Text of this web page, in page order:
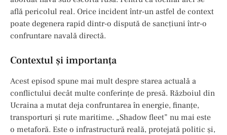
află pericolul real. Orice incident într-un astfel de context
poate degenera rapid dintr-o dispută de sancțiuni într-o
confruntare navală directă.
Contextul şi importanţa
Acest episod spune mai mult despre starea actuală a
conflictului decât multe conferințe de presă. Războiul din
Ucraina a mutat deja confruntarea în energie, finanțe,
transporturi și rute maritime. „Shadow fleet” nu mai este
o metaforă. Este o infrastructură reală, protejată politic și,